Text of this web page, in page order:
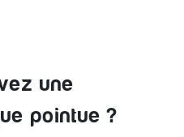
une
pointue ?